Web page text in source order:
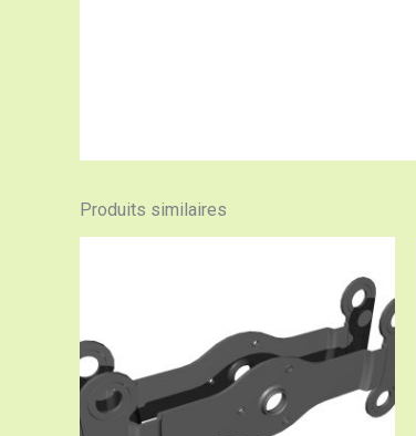
Produits similaires